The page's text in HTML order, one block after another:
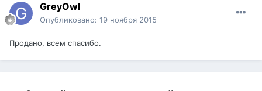
GreyOwl
Опубликовано: 19 ноября 2015
Продано, всем спасибо.